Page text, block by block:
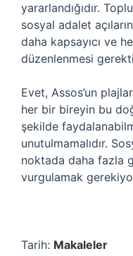
yararlandığıdır.
sosyal adalet
daha kapsayıcı ve
düzenlenmesi
Evet, Assos’un
her bir bireyin bu
şekilde
unutulmamalıdır.
noktada daha fazla
vurgulamak
Tarih: Makaleler